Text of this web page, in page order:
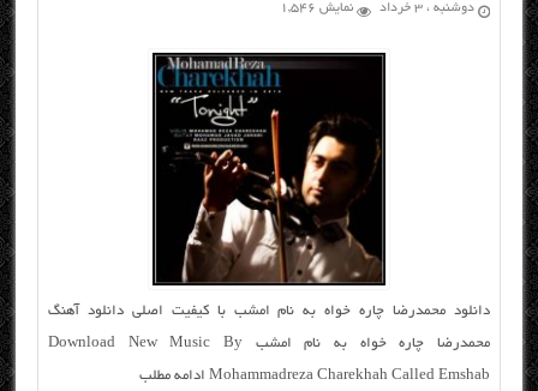
دوشنبه ، ۳ خرداد نمایش 1,546
دانلود محمدرضا چاره خواه به نام امشب با کیفیت اصلی دانلود آهنگ
محمدرضا چاره خواه به نام امشب Download New Music By
Mohammadreza Charekhah Called Emshab ادامه مطلب